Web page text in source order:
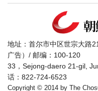
地址：首尔市中区世宗大路
广告）/ 邮编：100-120
33，Sejong-daero 21-gil,
话：822-724-6523
Copyright © 2014 by The